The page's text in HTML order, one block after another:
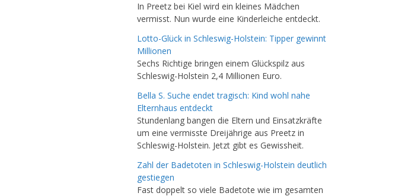
In Preetz bei Kiel wird ein kleines Mädchen
vermisst. Nun wurde eine Kinderleiche entdeckt.
Lotto-Glück in Schleswig-Holstein: Tipper gewinnt
Millionen
Sechs Richtige bringen einem Glückspilz aus
Schleswig-Holstein 2,4 Millionen Euro.
Bella S. Suche endet tragisch: Kind wohl nahe
Elternhaus entdeckt
Stundenlang bangen die Eltern und Einsatzkräfte
um eine vermisste Dreijährige aus Preetz in
Schleswig-Holstein. Jetzt gibt es Gewissheit.
Zahl der Badetoten in Schleswig-Holstein deutlich
gestiegen
Fast doppelt so viele Badetote wie im gesamten